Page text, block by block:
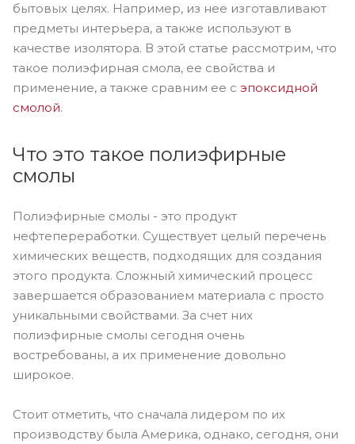
бытовых целях. Например, из нее изготавливают
предметы интерьера, а также используют в
качестве изолятора. В этой статье рассмотрим, что
такое полиэфирная смола, ее свойства и
применение, а также сравним ее c эпоксидной
смолой.
Что это такое полиэфирные
смолы
Полиэфирные смолы - это продукт
нефтепереработки. Существует целый перечень
химических веществ, подходящих для создания
этого продукта. Сложный химический процесс
завершается образованием материала с просто
уникальными свойствами. За счет них
полиэфирные смолы сегодня очень
востребованы, а их применение довольно
широкое.
Стоит отметить, что сначала лидером по их
производству была Америка, однако, сегодня, они